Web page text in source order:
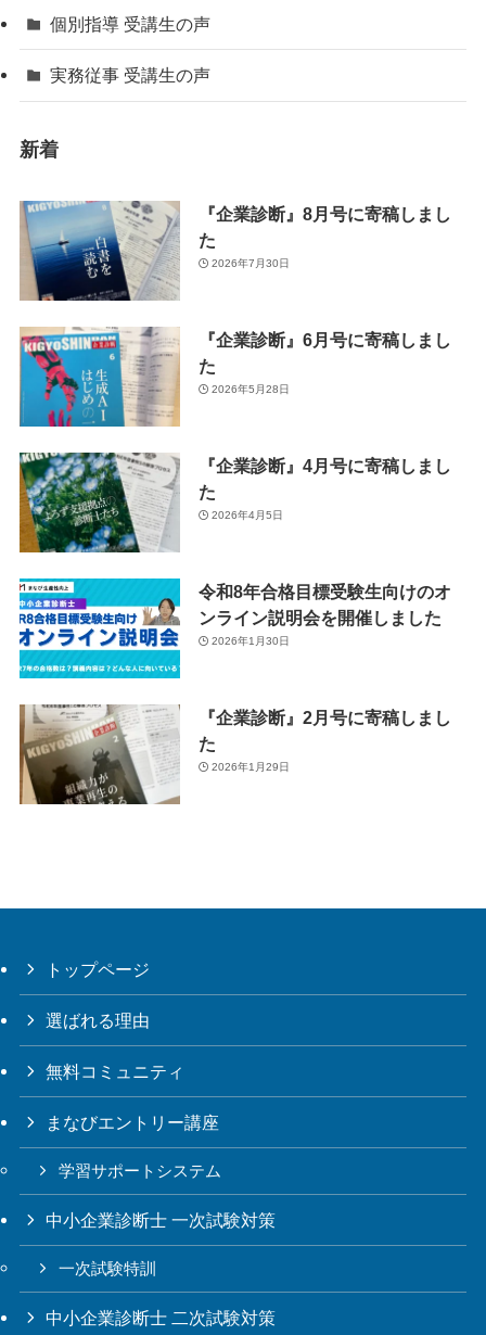
個別指導 受講生の声
実務従事 受講生の声
新着
『企業診断』8月号に寄稿しまし
た
2026年7月30日
『企業診断』6月号に寄稿しまし
た
2026年5月28日
『企業診断』4月号に寄稿しまし
た
2026年4月5日
令和8年合格目標受験生向けのオ
ンライン説明会を開催しました
2026年1月30日
『企業診断』2月号に寄稿しまし
た
2026年1月29日
トップページ
選ばれる理由
無料コミュニティ
まなびエントリー講座
学習サポートシステム
中小企業診断士 一次試験対策
一次試験特訓
中小企業診断士 二次試験対策